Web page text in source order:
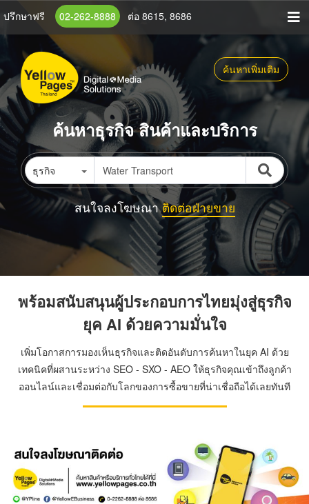
ข้าม
เนื้อหา
หลัก
ปรึกษาฟรี 02-262-8888 ต่อ 8615, 8686
ค้นหาเพิ่มเติม
ค้นหาธุรกิจ สินค้าและบริการ
ธุรกิจ
สนใจลงโฆษณาติดต่อฝ่ายขาย
พร้อมสนับสนุนผู้ประกอบการไทยมุ่งสู่ธุรกิจ
ยุค AI ด้วยความมั่นใจ
เพิ่มโอกาสการมองเห็นธุรกิจและติดอันดับการค้นหาในยุค AI ด้วย
เทคนิคที่ผสานระหว่าง SEO - SXO - AEO ให้ธุรกิจคุณเข้าถึงลูกค้า
ออนไลน์และเชื่อมต่อกับโลกของการซื้อขายที่น่าเชื่อถือได้เลยทันที